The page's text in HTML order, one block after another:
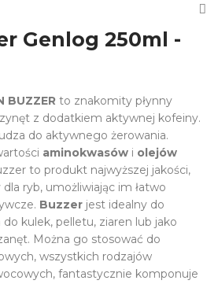
Genlog 250ml -
BUZZER to znakomity płynny
z dodatkiem aktywnej kofeiny.
do aktywnego żerowania.
aminokwasów i olejów
to produkt najwyższej jakości,
ryb, umożliwiając im łatwo
Buzzer jest idealny do
kulek, pelletu, ziaren lub jako
Można go stosować do
wszystkich rodzajów
fantastycznie komponuje